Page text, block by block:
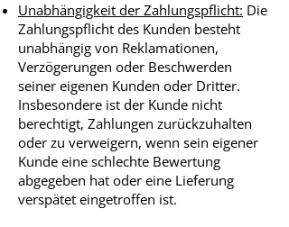
Unabhängigkeit der Zahlungspflicht: Die
Zahlungspflicht des Kunden besteht
unabhängig von Reklamationen,
Verzögerungen oder Beschwerden
seiner eigenen Kunden oder Dritter.
Insbesondere ist der Kunde nicht
berechtigt, Zahlungen zurückzuhalten
oder zu verweigern, wenn sein eigener
Kunde eine schlechte Bewertung
abgegeben hat oder eine Lieferung
verspätet eingetroffen ist.